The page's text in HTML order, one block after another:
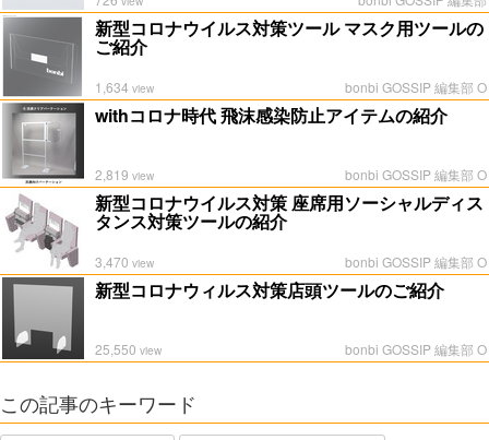
新型コロナウイルス対策ツール マスク用ツールの
ご紹介
bonbi GOSSIP 編集部 O
1,634 view
withコロナ時代 飛沫感染防止アイテムの紹介
bonbi GOSSIP 編集部 O
2,819 view
新型コロナウイルス対策 座席用ソーシャルディス
タンス対策ツールの紹介
bonbi GOSSIP 編集部 O
3,470 view
新型コロナウィルス対策店頭ツールのご紹介
bonbi GOSSIP 編集部 O
25,550 view
この記事のキーワード